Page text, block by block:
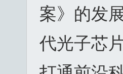
案》的发
代光子芯